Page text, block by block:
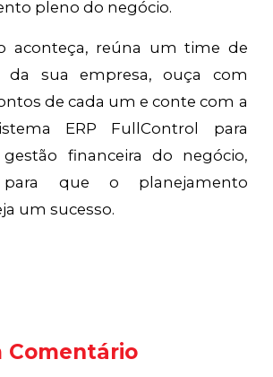
pleno do negócio.
aconteça, reúna um time de
da sua empresa, ouça com
de cada um e conte com a
ERP FullControl para
financeira do negócio,
para que o planejamento
um sucesso.
Comentário